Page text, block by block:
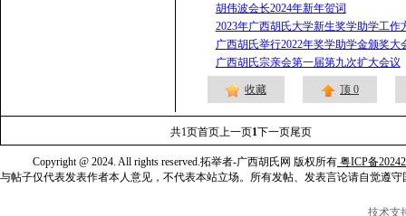
胡伟波会长2024年新年贺词
2023年广西胡氏大学新生奖学助学工作
广西胡氏举行2022年奖学助学金颁奖大
广西胡氏宗亲会第一届第九次扩大会议
收藏 顶 0
共1页首页上一页1下一页尾页
Copyright @ 2024. All rights reserved.拓举者-广西胡氏网 版权所有 粤ICP备
与帖子仅代表发表作者本人意见，不代表本站立场。所有发帖、发表言论请自觉遵
技术支